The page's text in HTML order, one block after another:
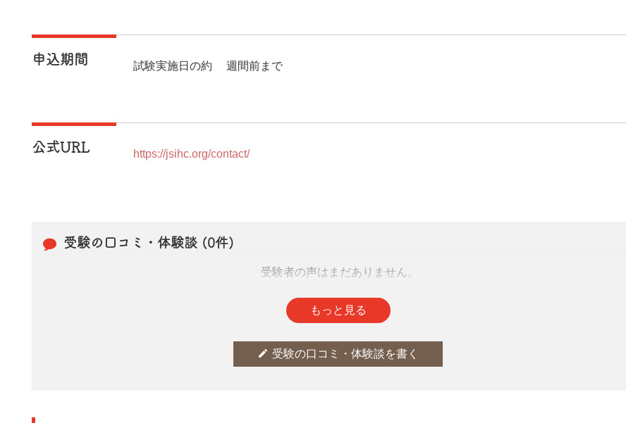
申込期間 試験実施日の約2週間前まで
公式URL https://jsihc.org/contact/
受験の口コミ・体験談 (0件)
受験者の声はまだありません。
もっと見る
edit 受験の口コミ・体験談を書く